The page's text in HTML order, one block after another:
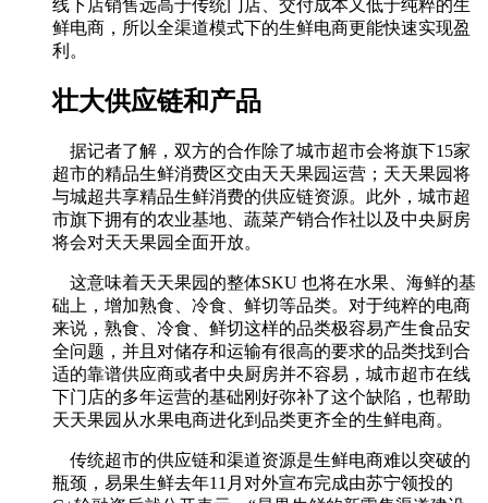
线下店销售远高于传统门店、交付成本又低于纯粹的生
鲜电商，所以全渠道模式下的生鲜电商更能快速实现盈
利。
壮大供应链和产品
据记者了解，双方的合作除了城市超市会将旗下15家
超市的精品生鲜消费区交由天天果园运营；天天果园将
与城超共享精品生鲜消费的供应链资源。此外，城市超
市旗下拥有的农业基地、蔬菜产销合作社以及中央厨房
将会对天天果园全面开放。
这意味着天天果园的整体SKU 也将在水果、海鲜的基
础上，增加熟食、冷食、鲜切等品类。对于纯粹的电商
来说，熟食、冷食、鲜切这样的品类极容易产生食品安
全问题，并且对储存和运输有很高的要求的品类找到合
适的靠谱供应商或者中央厨房并不容易，城市超市在线
下门店的多年运营的基础刚好弥补了这个缺陷，也帮助
天天果园从水果电商进化到品类更齐全的生鲜电商。
传统超市的供应链和渠道资源是生鲜电商难以突破的
瓶颈，易果生鲜去年11月对外宣布完成由苏宁领投的